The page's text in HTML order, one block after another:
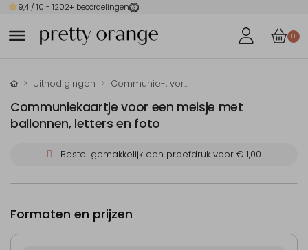
9,4 / 10 - 1202+ beoordelingen
0
Uitnodigingen Communie-, vormsel- en doop-uitnodigingen
Communiekaartje voor een meisje met
ballonnen, letters en foto
Bestel gemakkelijk een proefdruk voor € 1,00
Formaten en prijzen